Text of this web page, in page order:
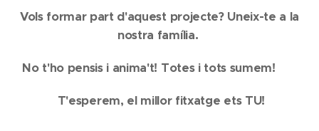
Vols formar part d'aquest projecte? Uneix-te a la
nostra família.
No t'ho pensis i anima't! Totes i tots sumem! 💪
T'esperem, el millor fitxatge ets TU!